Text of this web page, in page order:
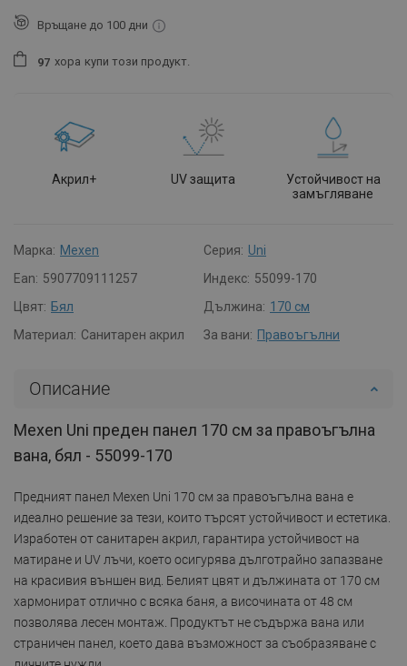
Връщане до 100 дни
97 хора купи този продукт.
Акрил+ UV защита
Устойчивост на
замъгляване
Марка: Mexen Серия: Uni
Ean: 5907709111257 Индекс: 55099-170
Цвят: Бял Дължина: 170 см
Материал: Санитарен акрил За вани: Правоъгълни
Описание
Mexen Uni преден панел 170 см за правоъгълна
вана, бял - 55099-170
Предният панел Mexen Uni 170 см за правоъгълна вана е
идеално решение за тези, които търсят устойчивост и естетика.
Изработен от санитарен акрил, гарантира устойчивост на
матиране и UV лъчи, което осигурява дълготрайно запазване
на красивия външен вид. Белият цвят и дължината от 170 см
хармонират отлично с всяка баня, а височината от 48 см
позволява лесен монтаж. Продуктът не съдържа вана или
страничен панел, което дава възможност за съобразяване с